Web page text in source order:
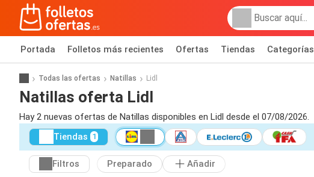
Portada Folletos más recientes Ofertas Tiendas Categorías
Todas las ofertas Natillas Lidl
Natillas oferta Lidl
Hay 2 nuevas ofertas de Natillas disponibles en Lidl desde el 07/08/2026.
Tiendas 1
Filtros Preparado
Añadir